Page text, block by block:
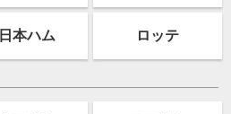
日本ハム ロッテ